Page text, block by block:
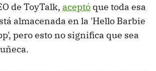
de ToyTalk, aceptó que toda esa
almacenada en la 'Hello Barbie
pero esto no significa que sea